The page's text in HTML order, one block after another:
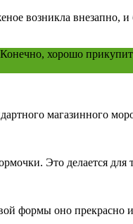
возникла внезапно,
хорошо
магазинного
Это делается для
формы оно прекрасно